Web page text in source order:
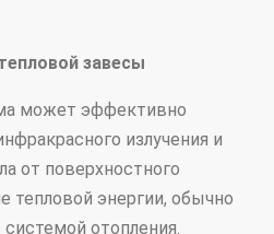
завесы
может эффективно
излучения и
от поверхностного
тепловой энергии, обычно
отопления.